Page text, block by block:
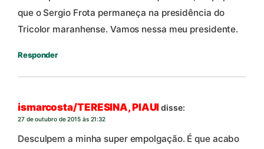
que o Sergio Frota permaneça na presidência do
Tricolor maranhense. Vamos nessa meu presidente.
Responder
ismarcosta/TERESINA, PIAUIdisse:
27 de outubro de 2015 às 21:32
Desculpem a minha super empolgação. É que acabo